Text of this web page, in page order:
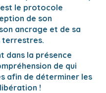
le protocole
de son
ancrage et de sa
terrestres.
dans la présence
de qui
afin de déterminer les
!